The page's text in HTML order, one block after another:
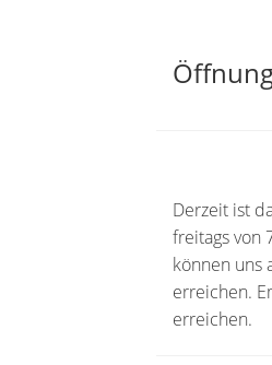
Derzeit ist
freitags von
können uns
erreichen.
erreichen.